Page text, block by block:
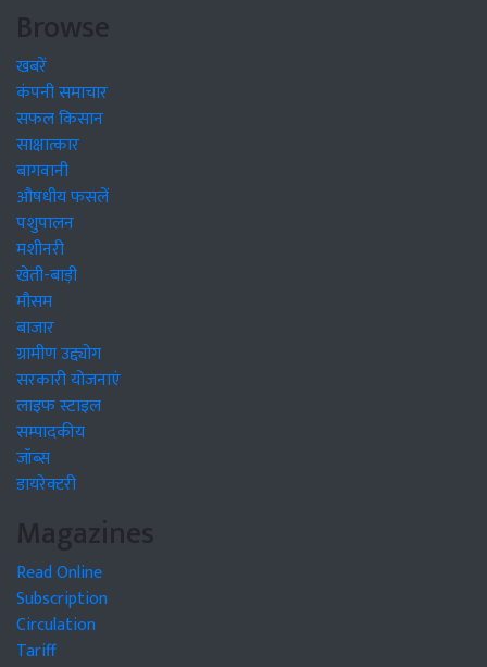
Browse
खबरें
कंपनी समाचार
सफल किसान
साक्षात्कार
बागवानी
औषधीय फसलें
पशुपालन
मशीनरी
खेती-बाड़ी
मौसम
बाजार
ग्रामीण उद्द्योग
सरकारी योजनाएं
लाइफ स्टाइल
सम्पादकीय
जॉब्स
डायरेक्टरी
Magazines
Read Online
Subscription
Circulation
Tariff